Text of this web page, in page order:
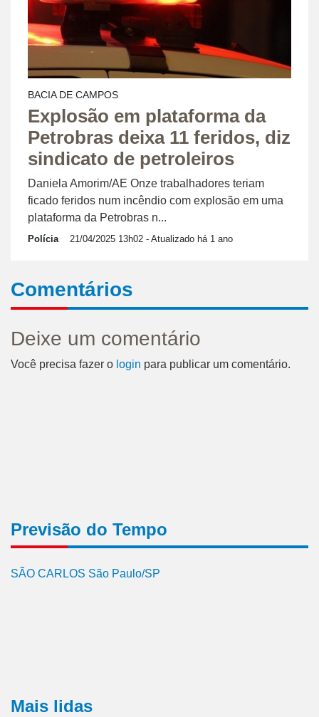
BACIA DE CAMPOS
Explosão em plataforma da
Petrobras deixa 11 feridos, diz
sindicato de petroleiros
Daniela Amorim/AE Onze trabalhadores teriam
ficado feridos num incêndio com explosão em uma
plataforma da Petrobras n...
Polícia 21/04/2025 13h02 - Atualizado há 1 ano
Comentários
Deixe um comentário
Você precisa fazer o login para publicar um comentário.
Previsão do Tempo
SÃO CARLOS São Paulo/SP
Mais lidas